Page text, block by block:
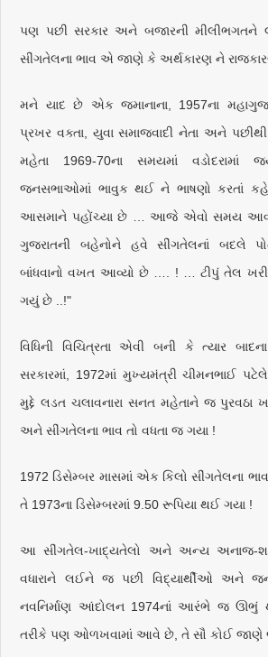
પણ પછી સરકાર અને બજારની મીલીભગતને
સીંગતેલના ભાવ એ જાણે કે અર્થકારણ ને
મને યાદ છે એક જમાનાના, 1957ના
પ્રખર વક્તા, યુવા સમાજવાદી નેતા અને
મહેતા 1969-70ના સમયમાં વડોદરામાં
જનસભાઓમાં ભાવુક થઈ ને ભાષણો કરતાં
આસમાને પહોંચ્યા છે … આજે એવો સમય
ગુજરાતની બહેનોને હવે સીંગતેલનાં બદલે
બાંધવાનો વખત આવ્યો છે …. ! … ટીપું તેલ
ગયું છે ..!"
વિધિની વિચિત્રતા એવી બની કે ત્યાર
સરકારમાં, 1972માં મુખ્યમંત્રી ચીમનભાઈ પટેલે
મુદ્દે લડત ચલાવનારા સનત મહેતાને જ પુરવઠા
અને સીંગતેલના ભાવ તો વધતા જ ગયા !
1972 ડિસેમ્બર માસમાં એક કિલો સીંગતેલના
તે 1973ના ડિસેમ્બરમાં 9.50 રૂપિયા થઈ ગયા !
આ સીંગતેલ-ખાદ્યતેલો અને અન્ય અનાજ-
વધારાને લઈને જ પછી વિદ્યાર્થીઓ અને
નવનિર્માણ આંદોલન 1974નાં આરંભે જ ઊભું
તરીકે પણ ઓળખવામાં આવે છે, તે સૌ કોઈ જાણે